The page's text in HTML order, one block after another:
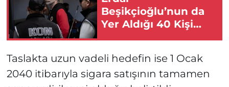
Beşikçioğlu’nun da
Yer Aldığı 40 Kişi
Taslakta uzun vadeli hedefin ise 1 Ocak
2040 itibarıyla sigara satışının tamamen